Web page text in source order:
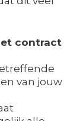
contract
van jouw